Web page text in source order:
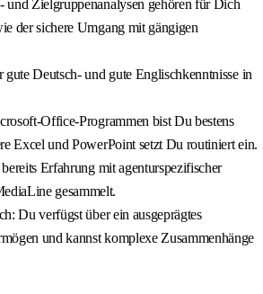
und Zielgruppenanalysen gehören für Dich
der sichere Umgang mit gängigen
gute Deutsch- und gute Englischkenntnisse in
Office-Programmen bist Du bestens
Excel und PowerPoint setzt Du routiniert ein.
Erfahrung mit agenturspezifischer
gesammelt.
Du verfügst über ein ausgeprägtes
und kannst komplexe Zusammenhänge